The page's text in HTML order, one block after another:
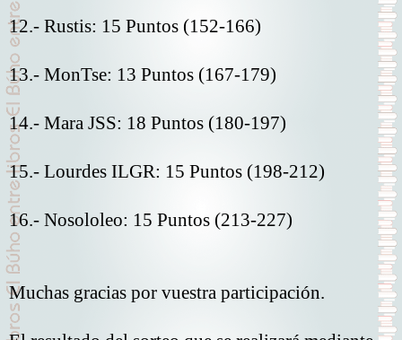
12.- Rustis: 15 Puntos (152-166)
13.- MonTse: 13 Puntos (167-179)
14.- Mara JSS: 18 Puntos (180-197)
15.- Lourdes ILGR: 15 Puntos (198-212)
16.- Nosololeo: 15 Puntos (213-227)
Muchas gracias por vuestra participación.